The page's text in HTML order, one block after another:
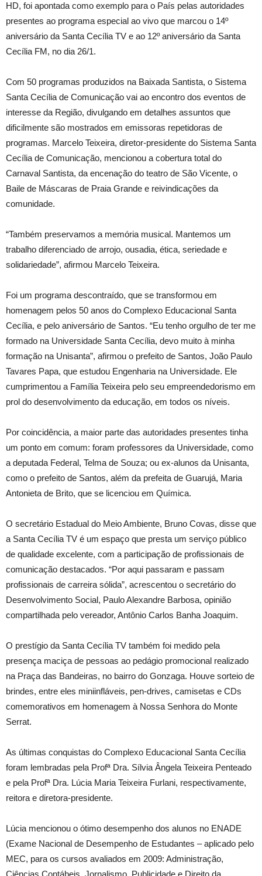
HD, foi apontada como exemplo para o País pelas autoridades
presentes ao programa especial ao vivo que marcou o 14º
aniversário da Santa Cecília TV e ao 12º aniversário da Santa
Cecília FM, no dia 26/1.
Com 50 programas produzidos na Baixada Santista, o Sistema
Santa Cecília de Comunicação vai ao encontro dos eventos de
interesse da Região, divulgando em detalhes assuntos que
dificilmente são mostrados em emissoras repetidoras de
programas. Marcelo Teixeira, diretor-presidente do Sistema Santa
Cecília de Comunicação, mencionou a cobertura total do
Carnaval Santista, da encenação do teatro de São Vicente, o
Baile de Máscaras de Praia Grande e reivindicações da
comunidade.
“Também preservamos a memória musical. Mantemos um
trabalho diferenciado de arrojo, ousadia, ética, seriedade e
solidariedade”, afirmou Marcelo Teixeira.
Foi um programa descontraído, que se transformou em
homenagem pelos 50 anos do Complexo Educacional Santa
Cecília, e pelo aniversário de Santos. “Eu tenho orgulho de ter me
formado na Universidade Santa Cecília, devo muito à minha
formação na Unisanta”, afirmou o prefeito de Santos, João Paulo
Tavares Papa, que estudou Engenharia na Universidade. Ele
cumprimentou a Família Teixeira pelo seu empreendedorismo em
prol do desenvolvimento da educação, em todos os níveis.
Por coincidência, a maior parte das autoridades presentes tinha
um ponto em comum: foram professores da Universidade, como
a deputada Federal, Telma de Souza; ou ex-alunos da Unisanta,
como o prefeito de Santos, além da prefeita de Guarujá, Maria
Antonieta de Brito, que se licenciou em Química.
O secretário Estadual do Meio Ambiente, Bruno Covas, disse que
a Santa Cecília TV é um espaço que presta um serviço público
de qualidade excelente, com a participação de profissionais de
comunicação destacados. “Por aqui passaram e passam
profissionais de carreira sólida”, acrescentou o secretário do
Desenvolvimento Social, Paulo Alexandre Barbosa, opinião
compartilhada pelo vereador, Antônio Carlos Banha Joaquim.
O prestígio da Santa Cecília TV também foi medido pela
presença maciça de pessoas ao pedágio promocional realizado
na Praça das Bandeiras, no bairro do Gonzaga. Houve sorteio de
brindes, entre eles miniinfláveis, pen-drives, camisetas e CDs
comemorativos em homenagem à Nossa Senhora do Monte
Serrat.
As últimas conquistas do Complexo Educacional Santa Cecília
foram lembradas pela Profª Dra. Sílvia Ângela Teixeira Penteado
e pela Profª Dra. Lúcia Maria Teixeira Furlani, respectivamente,
reitora e diretora-presidente.
Lúcia mencionou o ótimo desempenho dos alunos no ENADE
(Exame Nacional de Desempenho de Estudantes – aplicado pelo
MEC, para os cursos avaliados em 2009: Administração,
Ciências Contábeis, Jornalismo, Publicidade e Direito da